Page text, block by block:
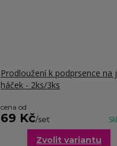
Prodloužení k podprsence na
háček - 2ks/3ks
cena od
69 Kč/set
Zvolit variantu